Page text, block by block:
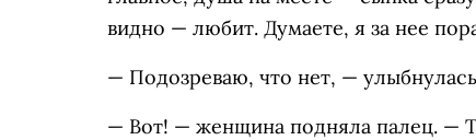
видно — любит. Думаете, я за нее
— Подозреваю, что нет, —
— Вот! — женщина подняла палец. —